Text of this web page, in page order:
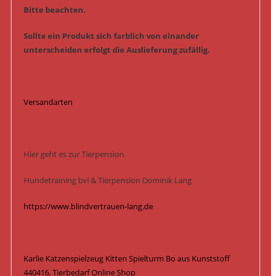
Bitte beachten.
Sollte ein Produkt sich farblich von einander
unterscheiden erfolgt die Auslieferung zufällig.
Versandarten
Hier geht es zur Tierpension.
Hundetraining bvl & Tierpension Dominik Lang
https://www.blindvertrauen-lang.de
Karlie Katzenspielzeug Kitten Spielturm Bo aus Kunststoff
440416, Tierbedarf Online Shop